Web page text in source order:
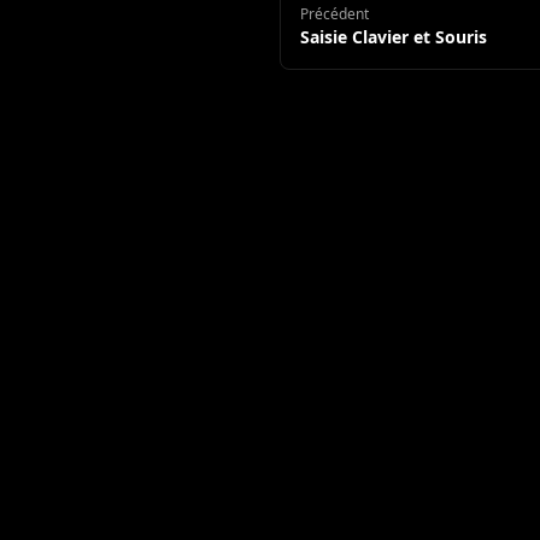
Précédent
Saisie Clavier et Souris